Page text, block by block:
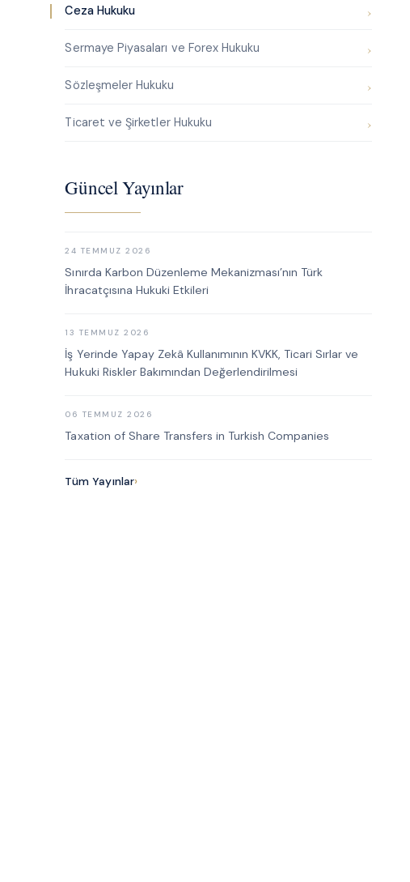
Ceza Hukuku
Sermaye Piyasaları ve Forex Hukuku
Sözleşmeler Hukuku
Ticaret ve Şirketler Hukuku
Güncel Yayınlar
24 TEMMUZ 2026
Sınırda Karbon Düzenleme Mekanizması’nın Türk
İhracatçısına Hukuki Etkileri
13 TEMMUZ 2026
İş Yerinde Yapay Zekâ Kullanımının KVKK, Ticari Sırlar ve
Hukuki Riskler Bakımından Değerlendirilmesi
06 TEMMUZ 2026
Taxation of Share Transfers in Turkish Companies
Tüm Yayınlar›